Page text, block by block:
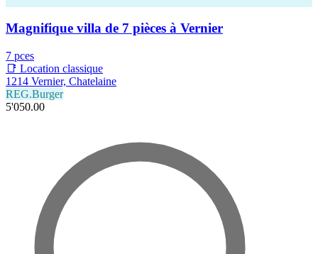
Magnifique villa de 7 pièces à Vernier
7 pces
📑 Location classique
1214 Vernier, Chatelaine
REG.Burger
5'050.00